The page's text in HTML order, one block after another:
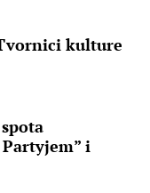
kulture
Partyjem” i